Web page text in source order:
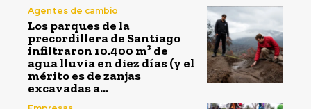
Agentes de cambio
Los parques de la
precordillera de Santiago
infiltraron 10.400 m³ de
agua lluvia en diez días (y el
mérito es de zanjas
excavadas a...